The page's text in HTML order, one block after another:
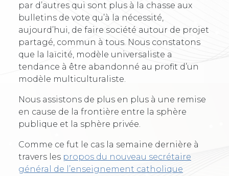
par d’autres qui sont plus à la chasse aux
bulletins de vote qu’à la nécessité,
aujourd’hui, de faire société autour de projet
partagé, commun à tous. Nous constatons
que la laïcité, modèle universaliste a
tendance à être abandonné au profit d’un
modèle multiculturaliste.
Nous assistons de plus en plus à une remise
en cause de la frontière entre la sphère
publique et la sphère privée.
Comme ce fut le cas la semaine dernière à
travers les propos du nouveau secrétaire
général de l’enseignement catholique